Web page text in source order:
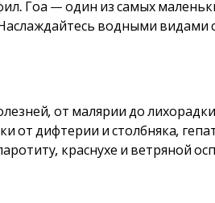
Гоа — один из самых
водными видами
от малярии до
от дифтерии и столбняка,
краснухе и ветряной